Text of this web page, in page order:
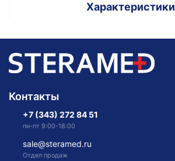
Характеристики
Контакты
+7 (343) 272 84 51
пн-пт 9:00-18:00
sale@steramed.ru
Отдел продаж